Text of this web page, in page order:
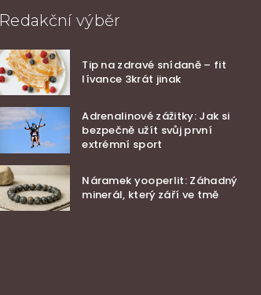
Redakční výběr
Tip na zdravé snídaně – fit
lívance 3krát jinak
Adrenalinové zážitky: Jak si
bezpečně užít svůj první
extrémní sport
Náramek yooperlit: Záhadný
minerál, který září ve tmě